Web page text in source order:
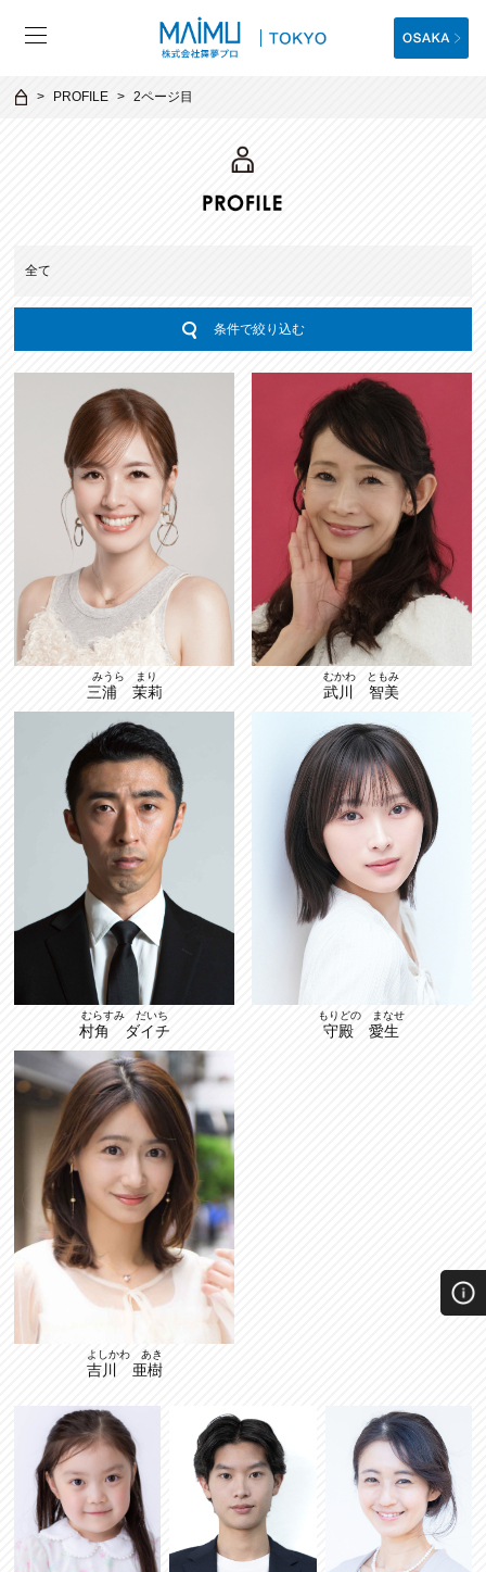
PROFILE 2ページ目
全て
条件で絞り込む
みうら まり
三浦 茉莉
むかわ ともみ
武川 智美
むらすみ だいち
村角 ダイチ
もりどの まなせ
守殿 愛生
よしかわ あき
吉川 亜樹